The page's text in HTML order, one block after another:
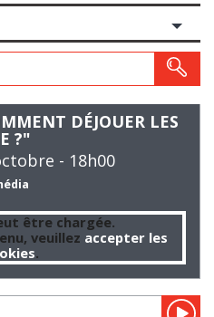
DÉJOUER LES
?"
- 18h00
être chargée.
veuillez accepter les
.